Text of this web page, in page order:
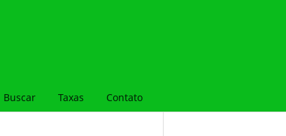
Buscar Taxas Contato